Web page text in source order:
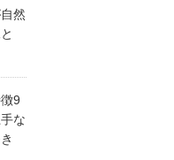
然
9
な